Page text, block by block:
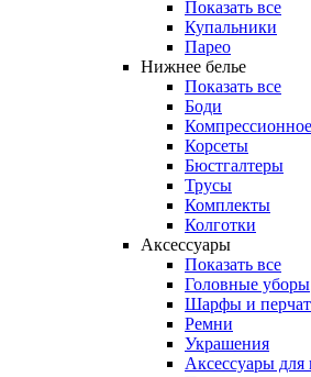
Показать все
Купальники
Парео
Нижнее белье
Показать все
Боди
Корсеты
Бюстгалтеры
Трусы
Комплекты
Колготки
Аксессуары
Показать все
Головные уборы
Шарфы и
Ремни
Украшения
Аксессуары для